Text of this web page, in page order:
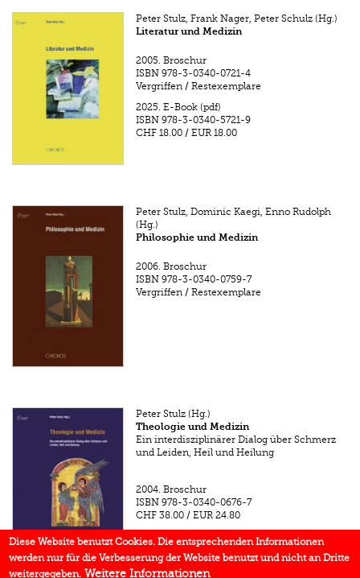
Peter Stulz, Frank Nager, Peter Schulz (Hg.)
Literatur und Medizin
2005. Broschur
ISBN 978-3-0340-0721-4
Vergriffen / Restexemplare
2025. E-Book (pdf)
ISBN 978-3-0340-5721-9
CHF 18.00 /EUR 18.00
Peter Stulz, Dominic Kaegi, Enno Rudolph
(Hg.)
Philosophie und Medizin
2006. Broschur
ISBN 978-3-0340-0759-7
Vergriffen / Restexemplare
Peter Stulz (Hg.)
Theologie und Medizin
Ein interdisziplinärer Dialog über Schmerz
und Leiden, Heil und Heilung
2004. Broschur
ISBN 978-3-0340-0676-7
CHF 38.00 /EUR 24.80
Diese Website benutzt Cookies. Die entsprechenden Informationen
werden nur für die Verbesserung der Website benutzt und nicht an Dritte
weitergegeben. Weitere Informationen